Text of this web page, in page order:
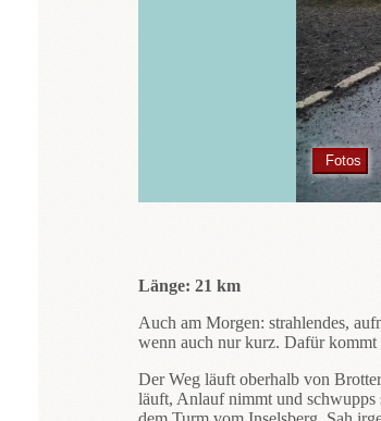
Fotos
Länge: 21 km
Auch am Morgen: strahlendes,
wenn auch nur kurz. Dafür
Der Weg läuft oberhalb von
läuft, Anlauf nimmt und schwupps